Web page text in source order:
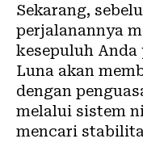
Sekarang,
perjalanannya
kesepuluh Anda
Luna akan
dengan
melalui sistem
mencari